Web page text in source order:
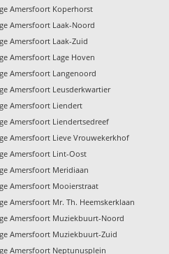
Amersfoort Koperhorst
Amersfoort Laak-Noord
Amersfoort Laak-Zuid
Amersfoort Lage Hoven
Amersfoort Langenoord
Amersfoort Leusderkwartier
Amersfoort Liendert
Amersfoort Liendertsedreef
Amersfoort Lieve Vrouwekerkhof
Amersfoort Lint-Oost
Amersfoort Meridiaan
Amersfoort Mooierstraat
Amersfoort Mr. Th. Heemskerklaan
Amersfoort Muziekbuurt-Noord
Amersfoort Muziekbuurt-Zuid
Amersfoort Neptunusplein